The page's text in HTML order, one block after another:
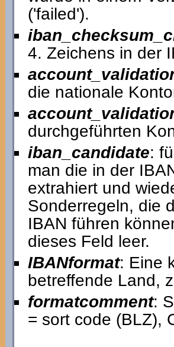
('failed').
4. Zeichens in der
die nationale
durchgeführten
iban_candidate:
man die in der
extrahiert und
Sonderregeln, die
IBAN führen
dieses Feld leer.
IBANformat: Eine
betreffende Land,
formatcomment:
= sort code (BLZ),